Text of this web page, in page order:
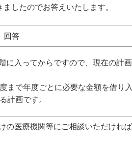
したのでお答えいたします。
回答
に入ってからですので、現在の計
まで年度ごとに必要な金額を借り
計画です。
の医療機関等にご相談いただけれ